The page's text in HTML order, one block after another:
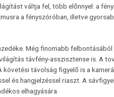
váltja fel, több előnnyel: a
a fényszóróban, illetve
Még finomabb
távfény-asszisztense is. A
távolság figyelő is a
és hangjelzéssel riaszt. A
elhagyására.